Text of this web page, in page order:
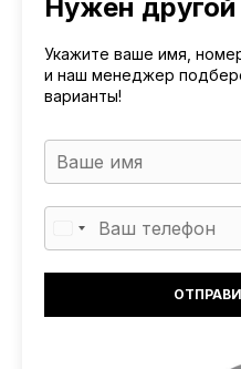
Нужен
Укажите ваше имя,
и наш менеджер
варианты!